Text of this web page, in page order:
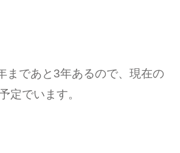
まであと3年あるので、現在の
定でいます。